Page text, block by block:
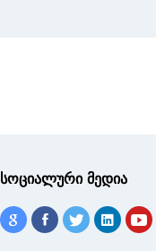
სოციალური მედია